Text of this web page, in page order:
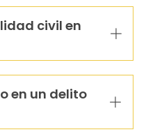
civil en
en un delito